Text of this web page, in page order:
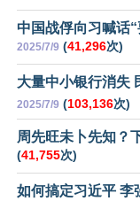
中国战俘向习喊话
2025/7/9 (41,296次)
大量中小银行消失
2025/7/9 (103,136次)
周先旺未卜先知？
(41,755次)
如何搞定习近平 李